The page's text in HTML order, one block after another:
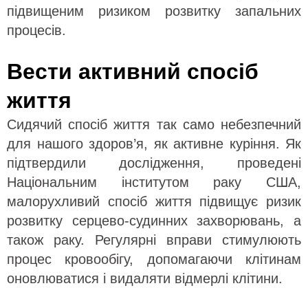
підвищеним ризиком розвитку запальних
процесів.
Вести активний спосіб
життя
Сидячий спосіб життя так само небезпечний
для нашого здоров’я, як активне куріння. Як
підтвердили дослідження, проведені
Національним інститутом раку США,
малорухливий спосіб життя підвищує ризик
розвитку серцево-судинних захворювань, а
також раку. Регулярні вправи стимулюють
процес кровообігу, допомагаючи клітинам
оновлюватися і видаляти відмерлі клітини.